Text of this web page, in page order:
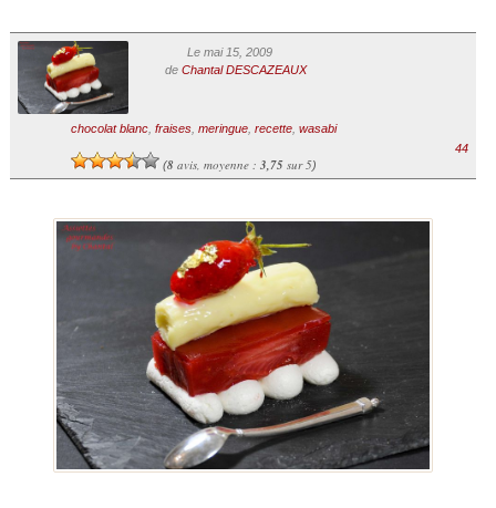
Le mai 15, 2009
de Chantal DESCAZEAUX
chocolat blanc, fraises, meringue, recette, wasabi
(8 avis, moyenne : 3,75sur 5)
44